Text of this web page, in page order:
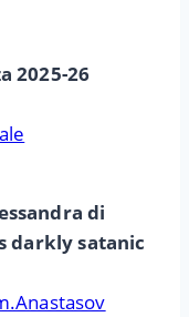
2025-26
di
darkly satanic